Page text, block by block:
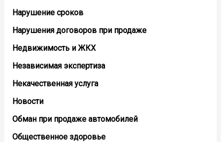
Нарушение сроков
Нарушения договоров при продаже
Недвижимость и ЖКХ
Независимая экспертиза
Некачественная услуга
Новости
Обман при продаже автомобилей
Общественное здоровье